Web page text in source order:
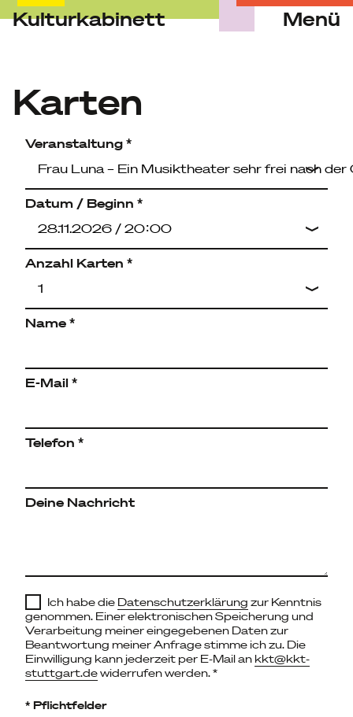
Kulturkabinett Menü
Karten
Veranstaltung *
Datum / Beginn *
Anzahl Karten *
Name *
E-Mail *
Telefon *
Deine Nachricht
Ich habe die Datenschutzerklärung zur Kenntnis
genommen. Einer elektronischen Speicherung und
Verarbeitung meiner eingegebenen Daten zur
Beantwortung meiner Anfrage stimme ich zu. Die
Einwilligung kann jederzeit per E-Mail an kkt@kkt-
stuttgart.dewiderrufen werden. *
* Pflichtfelder